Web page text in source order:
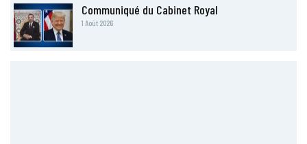
Communiqué du Cabinet Royal
1 Août 2026